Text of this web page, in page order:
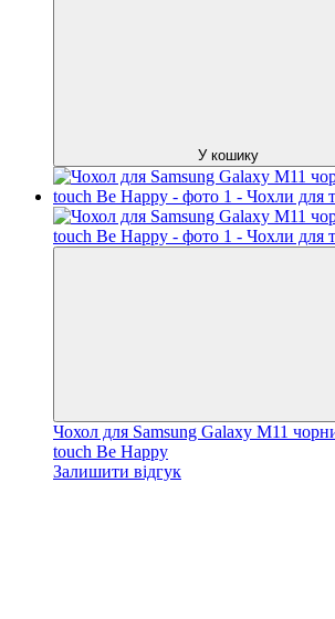
У кошику
Чохол для Samsung Galaxy M11
touch Be Happy
Залишити відгук